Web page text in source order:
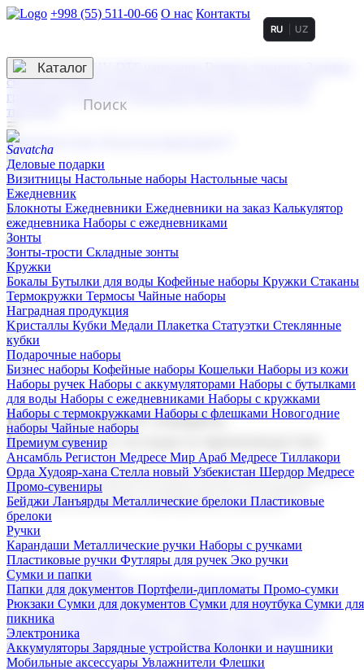
+998 (55) 511-00-66 О нас Контакты
3D гравировка
смолой (Doming)
гравировка твердая
тиснение
RU UZ
☰
Контакты
Каталог
Деловые подарки
Визитницы Настольные наборы Настольные часы
Ежедневник
Блокноты Ежедневники Ежедневники на заказ Калькулятор
ежедневника Наборы с ежедневниками
Зонты
Зонты-трости Складные зонты
Кружки
Бокалы Бутылки для воды Кофейные наборы Кружки Стаканы
Термокружки Термосы Чайные наборы
Наградная продукция
Kристаллы Кубки Медали Плакетка Статуэтки Стеклянные
кубки
Подарочные наборы
Бизнес наборы Кофейные наборы Кошельки Наборы из кожи
Наборы ручек Наборы с аккумуляторами Наборы с бутылками
для воды Наборы с ежедневниками Наборы с кружками
Наборы с термокружками Наборы с флешками Новогодние
наборы Чайные наборы
Премиум сувенир
Ансамбль Регистон Медресе Мир Араб Медресе Тиллакори
Орда Худояр-хана Стелла новый Узбекистан Шердор Медресе
Промо-сувениры
Бейджи Ланъярды Металлические брелоки Пластиковые
брелоки
Ручки
Карандаши Металлические ручки Наборы с ручками
Пластиковые ручки Футляры для ручек Эко ручки
Сумки и папки
Папки для документов Портфели-дипломаты Промо-сумки
Рюкзаки Сумки для документов Сумки для ноутбука Сумки для
пикника
Электроника
Аккумуляторы Зарядные устройства Колонки и наушники
Мобильные аксессуары Увлажнители Флешки
Корпоративные подарки
Поставка со склада и производство
Мы предлагаем широкий выбор корпоративных подарков и
сувениров с логотипом. В нашем каталоге вы найдете
продукцию для бизнеса, мероприятия и клиентов.
Подарочные наборы
Бизнес наборыКофейные наборы Кошельки
Наборы из кожиНаборы ручекНаборы с аккумуляторами
Наборы с бутылками для воды
Наборы с ежедневниками
Наборы с кружками
флешкамиНовогодние наборыЧайные наборы